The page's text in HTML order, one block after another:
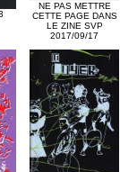
NE PAS METTRE
CETTE PAGE DANS
LE ZINE SVP
2017/09/17